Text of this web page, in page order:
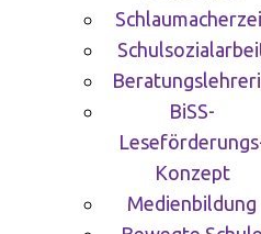
BiSS-
Konzept
Medienbildung